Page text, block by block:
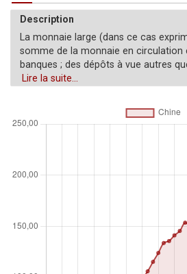
Description
La monnaie large (dans ce cas
somme de la monnaie en circulation
banques ; des dépôts à vue autres
gouvernement central ; des dépôts à
gouvernement central ; des chèques
chèques de voyage ; et d'autres
mondial donné.
Lire la suite...